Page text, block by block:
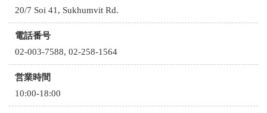
20/7 Soi 41, Sukhumvit Rd.
電話番号
02-003-7588, 02-258-1564
営業時間
10:00-18:00